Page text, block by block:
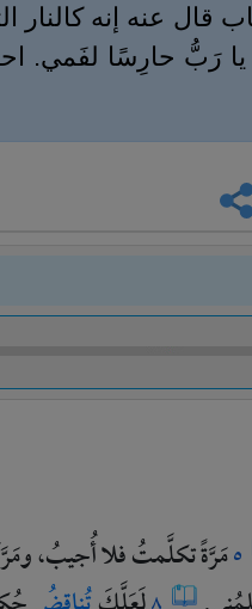
عنه إنه كالنار
رَبُّ حارِسًا لفَمي.
٥مَرَّةًتكلَّمتُفلاأُجيبُ،